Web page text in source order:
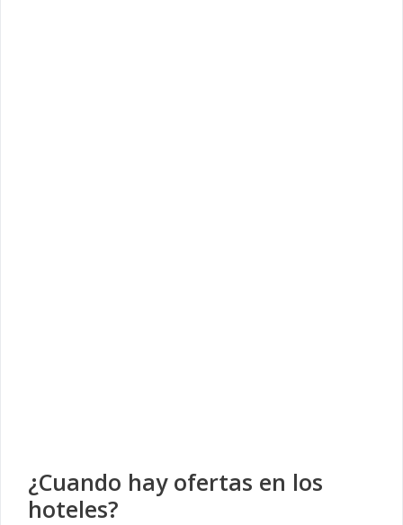
¿Cuando hay ofertas en los
hoteles?